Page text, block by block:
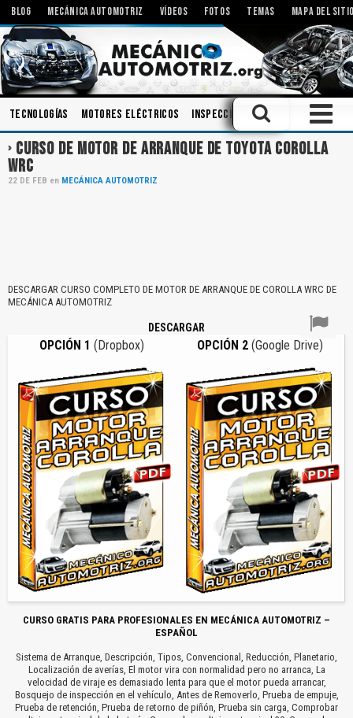
BLOG MECÁNICA AUTOMOTRIZ VÍDEOS FOTOS TEMAS MAPA DEL
Tecnologías Motores Eléctricos Inspecciones Amortiguadores
CURSO DE MOTOR DE ARRANQUE DE TOYOTA COROLLA
WRC
22 DE FEB en MECÁNICA AUTOMOTRIZ
DESCARGAR CURSO COMPLETO DE MOTOR DE ARRANQUE DE COROLLA WRC DE
MECÁNICA AUTOMOTRIZ
DESCARGAR
OPCIÓN 1 (Dropbox) OPCIÓN 2 (Google Drive)
CURSO GRATIS PARA PROFESIONALES EN MECÁNICA AUTOMOTRIZ –
ESPAÑOL
Sistema de Arranque, Descripción, Tipos, Convencional, Reducción, Planetario,
Localización de averías, El motor vira con normalidad pero no arranca, La
velocidad de viraje es demasiado lenta para que el motor pueda arrancar,
Bosquejo de inspección en el vehículo, Antes de Removerlo, Prueba de empuje,
Prueba de retención, Prueba de retorno de piñón, Prueba sin carga, Comprobar